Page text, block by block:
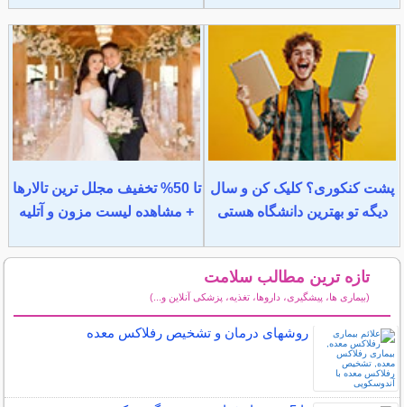
پشت کنکوری؟ کلیک کن و سال
دیگه تو بهترین دانشگاه هستی
تا 50% تخفیف مجلل ترین تالارها
+ مشاهده لیست مزون و آتلیه
تازه ترین مطالب سلامت
(بیماری ها، پیشگیری، داروها، تغذیه، پزشکی آنلاین و...)
روشهای درمان و تشخیص رفلاکس معده